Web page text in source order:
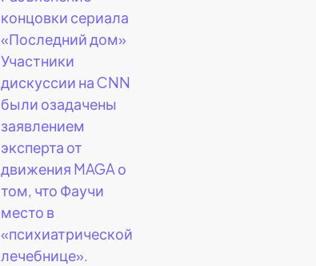
концовки сериала
«Последний дом»
Участники
дискуссии на CNN
были озадачены
заявлением
эксперта от
движения MAGA о
том, что Фаучи
место в
«психиатрической
лечебнице».